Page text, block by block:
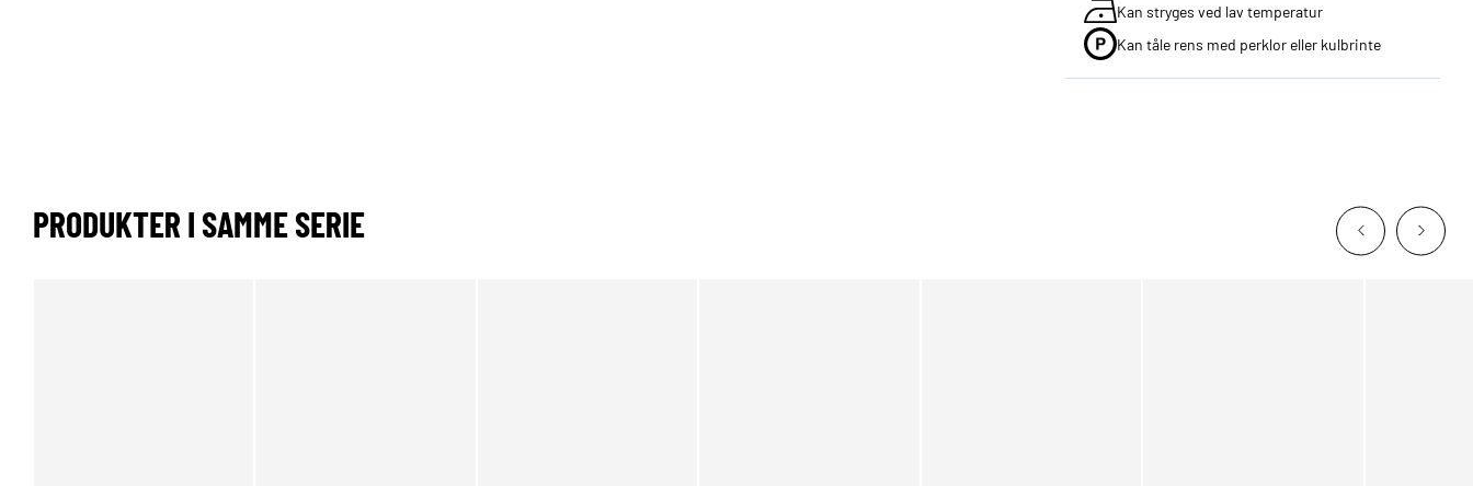
Kan stryges ved lav temperatur
Kan tåle rens med perklor eller kulbrinte
PRODUKTER I SAMME SERIE